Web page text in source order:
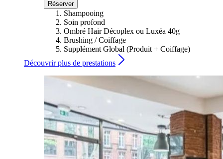
Réserver
Shampooing
Soin profond
Ombré Hair Décoplex ou Luxéa 40g
Brushing / Coiffage
Supplément Global (Produit + Coiffage)
Découvrir plus de prestations